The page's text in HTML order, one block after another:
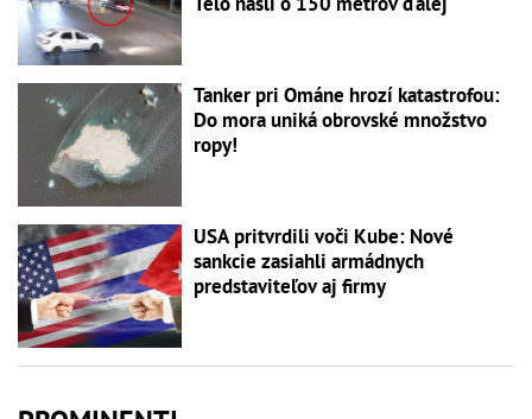
Tanker pri Ománe hrozí katastrofou:
Do mora uniká obrovské množstvo
ropy!
USA pritvrdili voči Kube: Nové
sankcie zasiahli armádnych
predstaviteľov aj firmy